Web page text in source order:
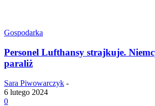
Gospodarka
Personel Lufthansy strajkuje.
paraliż
Sara Piwowarczyk -
6 lutego 2024
0